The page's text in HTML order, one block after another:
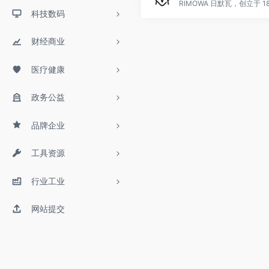
科技数码
财经商业
医疗健康
政务公益
品牌企业
工具资源
行业工业
网站提交